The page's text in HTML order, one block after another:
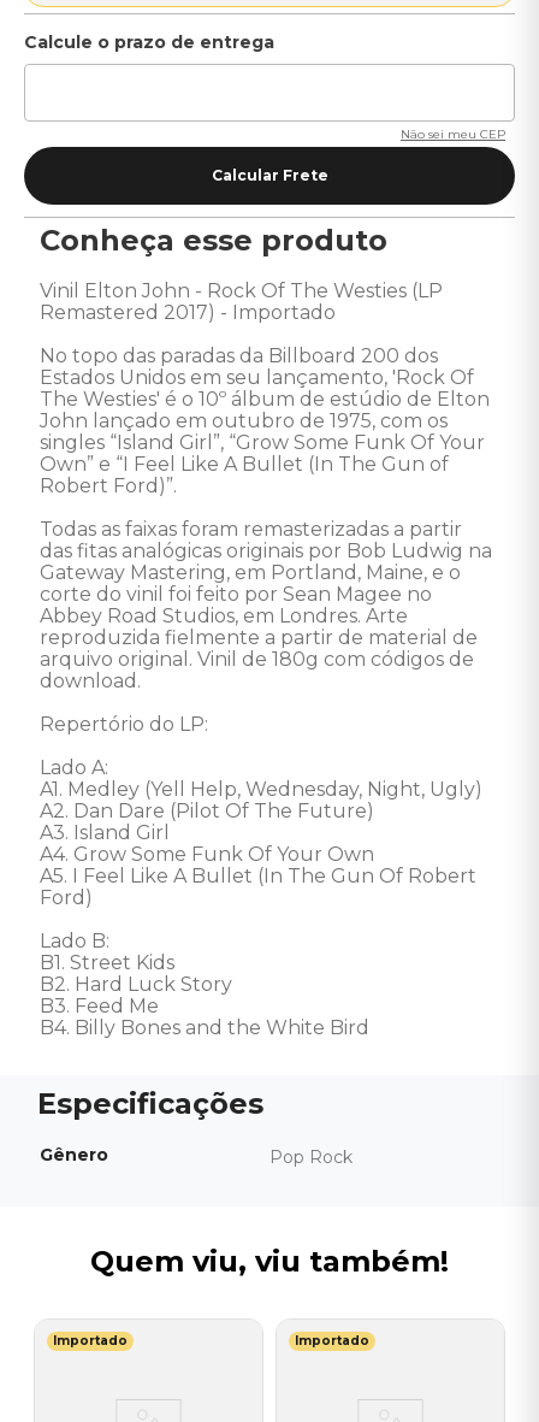
Não sei meu CEP
Conheça esse produto
Vinil Elton John - Rock Of The Westies (LP
Remastered 2017) - Importado
No topo das paradas da Billboard 200 dos
Estados Unidos em seu lançamento, 'Rock Of
The Westies' é o 10º álbum de estúdio de Elton
John lançado em outubro de 1975, com os
singles “Island Girl”, “Grow Some Funk Of Your
Own” e “I Feel Like A Bullet (In The Gun of
Robert Ford)”.
Todas as faixas foram remasterizadas a partir
das fitas analógicas originais por Bob Ludwig na
Gateway Mastering, em Portland, Maine, e o
corte do vinil foi feito por Sean Magee no
Abbey Road Studios, em Londres. Arte
reproduzida fielmente a partir de material de
arquivo original. Vinil de 180g com códigos de
download.
Repertório do LP:
Lado A:
A1. Medley (Yell Help, Wednesday, Night, Ugly)
A2. Dan Dare (Pilot Of The Future)
A3. Island Girl
A4. Grow Some Funk Of Your Own
A5. I Feel Like A Bullet (In The Gun Of Robert
Ford)
Lado B:
B1. Street Kids
B2. Hard Luck Story
B3. Feed Me
B4. Billy Bones and the White Bird
Gênero Pop Rock
Quem viu, viu também!
Importado Importado